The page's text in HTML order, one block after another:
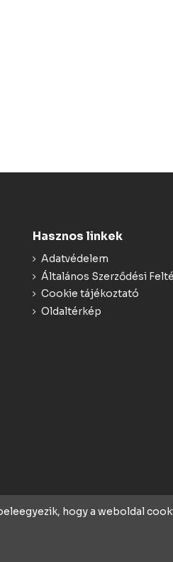
Hasznos linkek
Adatvédelem
Általános Szerződési
Cookie tájékoztató
Oldaltérkép
| Webáruház rendszerek
hogy a weboldal